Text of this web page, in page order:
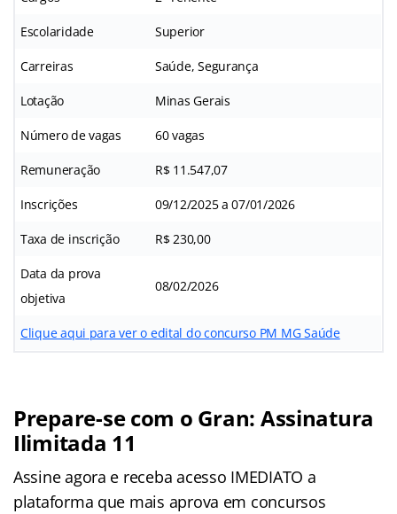
Escolaridade Superior
Carreiras Saúde, Segurança
Lotação Minas Gerais
Número de vagas 60 vagas
Remuneração R$ 11.547,07
Inscrições 09/12/2025 a 07/01/2026
Taxa de inscrição R$ 230,00
Data da prova
objetiva
08/02/2026
Clique aqui para ver o edital do concurso PM MG Saúde
Prepare-se com o Gran: Assinatura
Ilimitada 11
Assine agora e receba acesso IMEDIATO a
plataforma que mais aprova em concursos